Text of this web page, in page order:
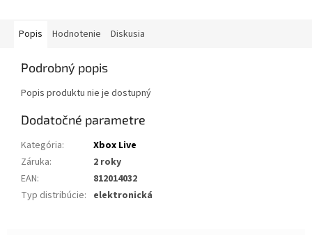
Popis Hodnotenie Diskusia
Podrobný popis
Popis produktu nie je dostupný
Dodatočné parametre
Kategória:
Xbox Live
Záruka:
2 roky
EAN:
812014032
Typ distribúcie: elektronická